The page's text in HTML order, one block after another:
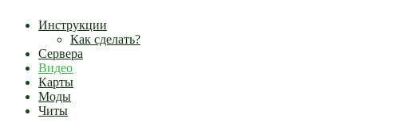
Инструкции
Как сделать?
Сервера
Видео
Карты
Моды
Читы